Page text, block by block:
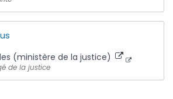
(ministère de la justice)
de la justice